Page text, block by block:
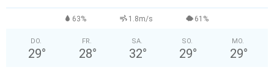
63% 1.8m/s 61%
DO.
29°
FR.
28°
SA.
32°
SO.
29°
MO.
29°